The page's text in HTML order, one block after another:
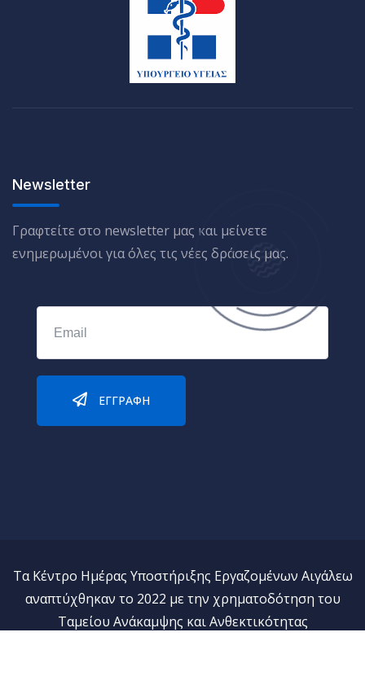
Newsletter
Γραφτείτε στο newsletter μας και μείνετε
ενημερωμένοι για όλες τις νέες δράσεις μας.
ΕΓΓΡΑΦΉ
Τα Κέντρο Ημέρας Υποστήριξης Εργαζομένων Αιγάλεω
αναπτύχθηκαν το 2022 με την χρηματοδότηση του
Ταμείου Ανάκαμψης και Ανθεκτικότητας